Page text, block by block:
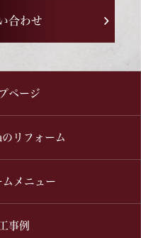
合わせ
ページ
リフォーム
ムメニュー
事例